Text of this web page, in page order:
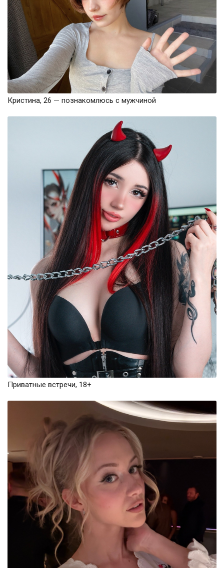
Кристина, 26 — познакомлюсь с мужчиной
Приватные встречи, 18+